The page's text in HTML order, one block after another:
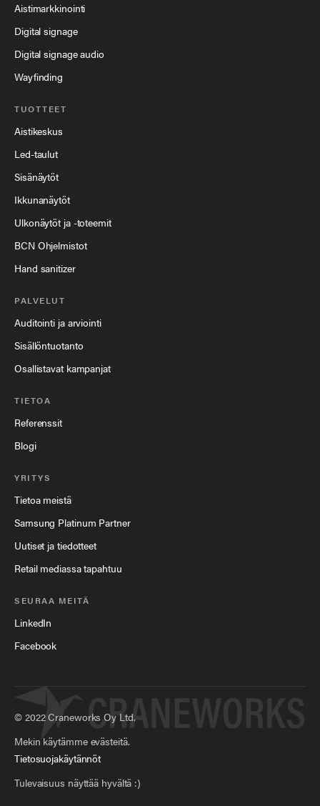
Aistimarkkinointi
Digital signage
Digital signage audio
Wayfinding
TUOTTEET
Aistikeskus
Led-taulut
Sisänäytöt
Ikkunanäytöt
Ulkonäytöt ja -toteemit
BCN Ohjelmistot
Hand sanitizer
PALVELUT
Auditointi ja arviointi
Sisällöntuotanto
Osallistavat kampanjat
TIETOA
Referenssit
Blogi
YRITYS
Tietoa meistä
Samsung Platinum Partner
Uutiset ja tiedotteet
Retail mediassa tapahtuu
SEURAA MEITÄ
LinkedIn
Facebook
© 2022Craneworks Oy Ltd.
Mekin käytämme evästeitä.
Tietosuojakäytännöt
Tulevaisuus näyttää hyvältä :)